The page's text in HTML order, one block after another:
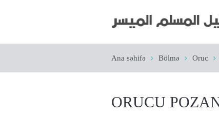
Ana səhifə Bölmə Oruc
ORUCU